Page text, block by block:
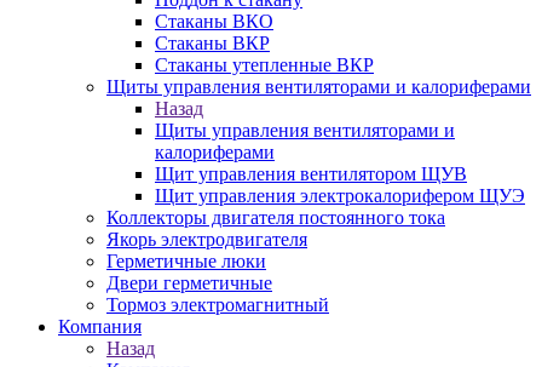
Стаканы ВКО
Стаканы ВКР
Стаканы утепленные ВКР
Щиты управления вентиляторами и калориферами
Назад
Щиты управления вентиляторами и
калориферами
Щит управления вентилятором ЩУВ
Щит управления электрокалорифером ЩУЭ
Коллекторы двигателя постоянного тока
Якорь электродвигателя
Герметичные люки
Двери герметичные
Тормоз электромагнитный
Компания
Назад